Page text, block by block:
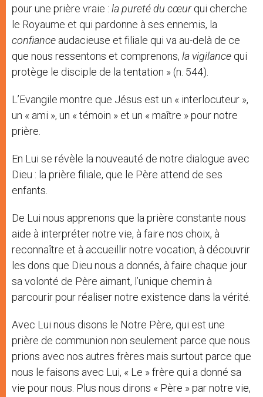
pour une prière vraie : la pureté du cœurqui cherche
le Royaume et qui pardonne à ses ennemis, la
confiance audacieuse et filiale qui va au-delà de ce
que nous ressentons et comprenons, la vigilance qui
protège le disciple de la tentation » (n. 544).
L’Evangile montre que Jésus est un « interlocuteur »,
un « ami », un « témoin » et un « maître » pour notre
prière.
En Lui se révèle la nouveauté de notre dialogue avec
Dieu : la prière filiale, que le Père attend de ses
enfants.
De Lui nous apprenons que la prière constante nous
aide à interpréter notre vie, à faire nos choix, à
reconnaître et à accueillir notre vocation, à découvrir
les dons que Dieu nous a donnés, à faire chaque jour
sa volonté de Père aimant, l’unique chemin à
parcourir pour réaliser notre existence dans la vérité.
Avec Lui nous disons le Notre Père, qui est une
prière de communion non seulement parce que nous
prions avec nos autres frères mais surtout parce que
nous le faisons avec Lui, « Le » frère qui a donné sa
vie pour nous. Plus nous dirons « Père » par notre vie,